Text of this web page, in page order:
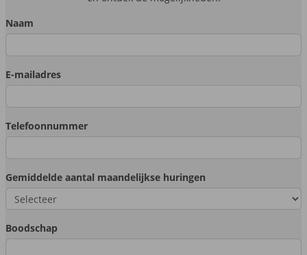
Naam
E-mailadres
Telefoonnummer
Gemiddelde aantal maandelijkse huringen
Boodschap